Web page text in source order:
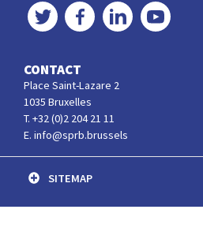
Twitter FacebookLinkedInYouTube
CONTACT
Place Saint-Lazare 2
1035 Bruxelles
T. +32 (0)2 204 21 11
E. info@sprb.brussels
SITEMAP